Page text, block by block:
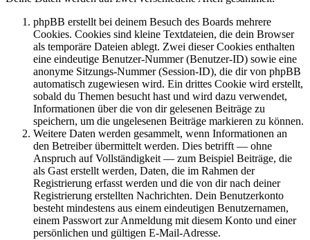
phpBB erstellt bei deinem Besuch des Boards mehrere
Cookies. Cookies sind kleine Textdateien, die dein Browser
als temporäre Dateien ablegt. Zwei dieser Cookies enthalten
eine eindeutige Benutzer-Nummer (Benutzer-ID) sowie eine
anonyme Sitzungs-Nummer (Session-ID), die dir von phpBB
automatisch zugewiesen wird. Ein drittes Cookie wird erstellt,
sobald du Themen besucht hast und wird dazu verwendet,
Informationen über die von dir gelesenen Beiträge zu
speichern, um die ungelesenen Beiträge markieren zu können.
Weitere Daten werden gesammelt, wenn Informationen an
den Betreiber übermittelt werden. Dies betrifft — ohne
Anspruch auf Vollständigkeit — zum Beispiel Beiträge, die
als Gast erstellt werden, Daten, die im Rahmen der
Registrierung erfasst werden und die von dir nach deiner
Registrierung erstellten Nachrichten. Dein Benutzerkonto
besteht mindestens aus einem eindeutigen Benutzernamen,
einem Passwort zur Anmeldung mit diesem Konto und einer
persönlichen und gültigen E-Mail-Adresse.